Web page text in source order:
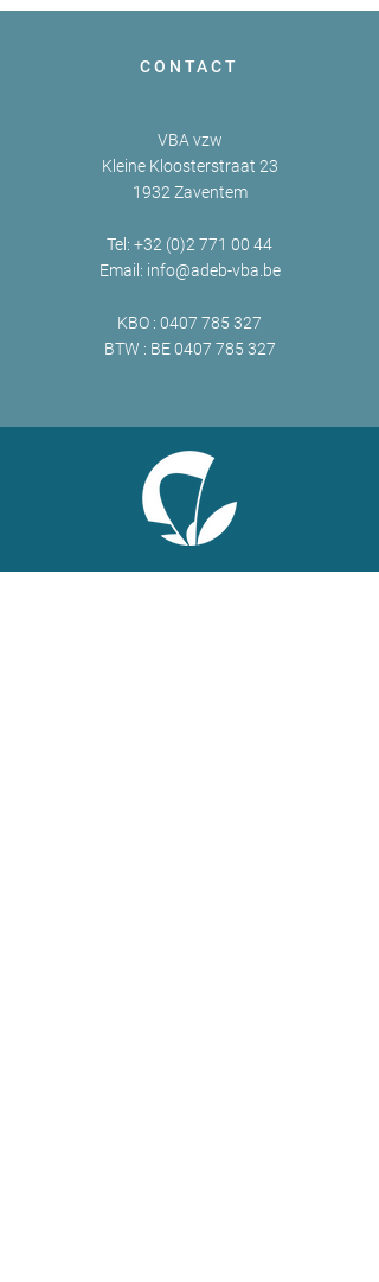
CONTACT
VBA vzw
Kleine Kloosterstraat 23
1932 Zaventem
Tel: +32 (0)2 771 00 44
Email: info@adeb-vba.be
KBO : 0407 785 327
BTW : BE0407 785 327